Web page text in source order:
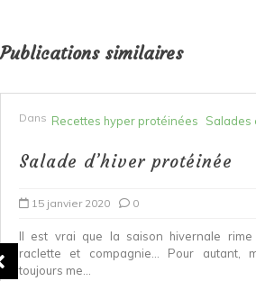
Publications similaires
Dans Recettes hyper protéinées Salades
Salade d’hiver protéinée
15 janvier 2020 0
Il est vrai que la saison hivernale rime
raclette et compagnie… Pour autant,
toujours me...